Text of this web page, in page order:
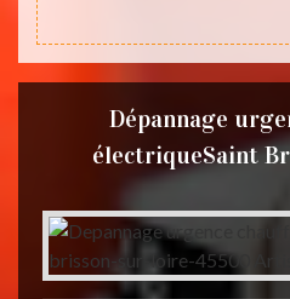
Dépannage
électriqueSaint